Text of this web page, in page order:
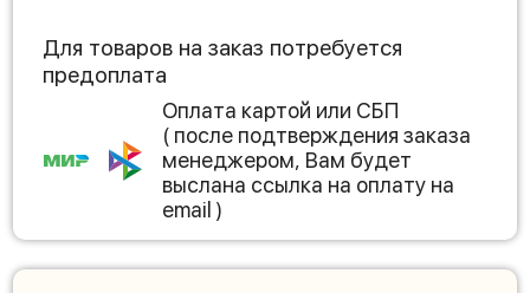
Для товаров на заказ потребуется
предоплата
Оплата картой или СБП
( после подтверждения заказа
менеджером, Вам будет
выслана ссылка на оплату на
email )